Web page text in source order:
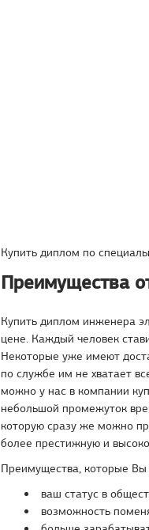
Купить диплом по
Преимущества
Купить диплом инженера
цене. Каждый человек
Некоторые уже имеют
по службе им не хватает
можно у нас в компании
небольшой промежуток
которую сразу же можно
более престижную и
Преимущества, которые Вы
ваш статус в
возможность